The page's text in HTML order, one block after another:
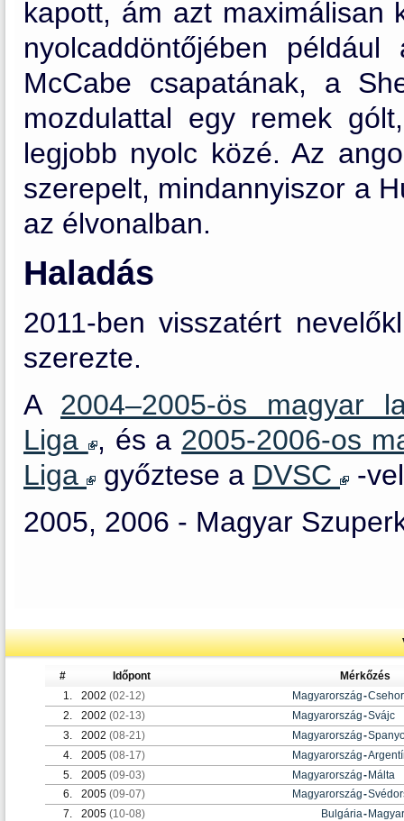
kapott, ám azt maximálisan
nyolcaddöntőjében
McCabe csapatának, a
mozdulattal egy remek
legjobb nyolc közé. Az
szerepelt, mindannyiszor a
az élvonalban.
Haladás
2011-ben visszatért
szerezte.
A 2004–2005-ös magyar
Liga , és a 2005-2006-os
Liga
győztese a DVSC
-
2005, 2006 - Magyar
# Időpont
Mérkőzés
1.
2002 (02-12) Magyarország-
2.
2002 (02-13) Magyarország-Svájc
3.
2002 (08-21) Magyarország-
4.
2005 (08-17) Magyarország-
5.
2005 (09-03) Magyarország-Málta
6.
2005 (09-07) Magyarország-
7.
2005 (10-08) Bulgária-